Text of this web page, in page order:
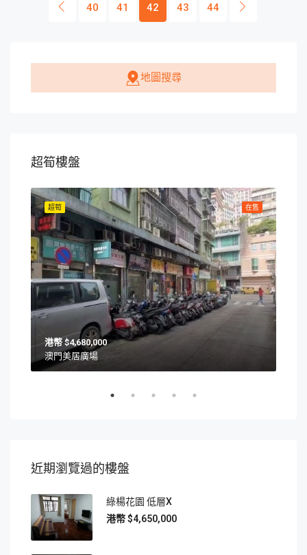
40 41 42 43 44
地圖搜尋
超筍樓盤
在售
超筍
$4,680,000
澳門美居廣場
近期瀏覽過的樓盤
綠楊花園 低層X
$4,650,000